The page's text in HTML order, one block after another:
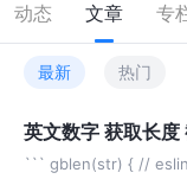
动态 文章 专
最新 热门
英文数字 获取长度
``` gblen(str) { //